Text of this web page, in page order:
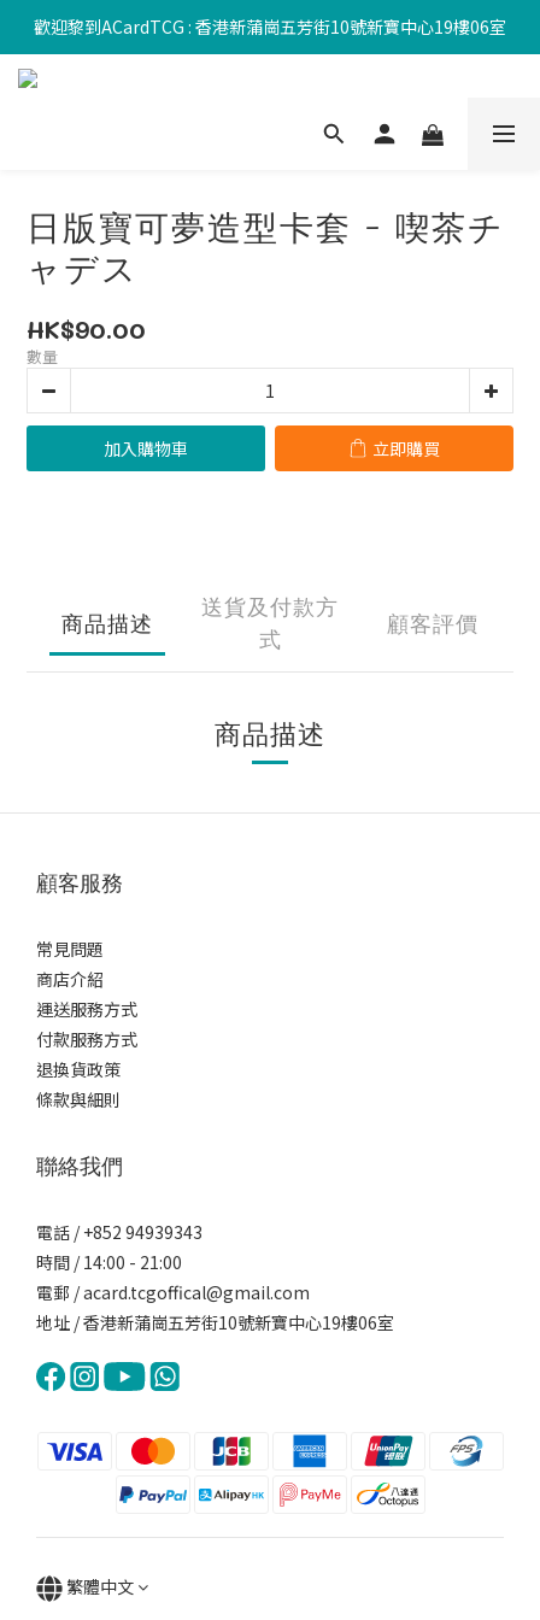
歡迎黎到ACardTCG : 香港新蒲崗五芳街10號新寶中心19樓06室
日版寶可夢造型卡套 - 喫茶チ
ャデス
HK$90.00
數量
加入購物車 立即購買
商品描述
送貨及付款方
式
顧客評價
商品描述
顧客服務
常見問題
商店介紹
運送服務方式
付款服務方式
退換貨政策
條款與細則
聯絡我們
電話 / +852 94939343
時間 / 14:00 - 21:00
電郵 / acard.tcgoffical@gmail.com
地址 / 香港新蒲崗五芳街10號新寶中心19樓06室
繁體中文